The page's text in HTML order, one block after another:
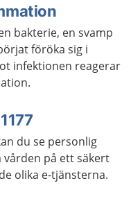
bakterie, en svamp
föröka sig i
infektionen reagerar
du se personlig
på ett säkert
olika e-tjänsterna.